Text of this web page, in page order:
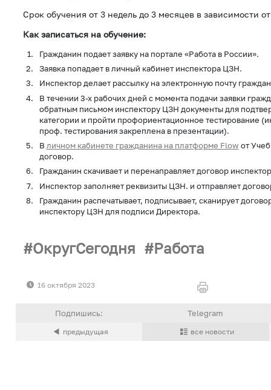
Срок обучения от 3 недель до 3 месяцев в зависимости
Как записаться на обучение:
Гражданин подает заявку на портале «Работа в России».
Заявка попадает в личный кабинет инспектора ЦЗН.
Инспектор делает рассылку на электронную почту
В течении 3-х рабочих дней с момента подачи заявки
обратным письмом инспектору ЦЗН документы для
категории и пройти профориентационное тестирование
проф. тестирования закреплена в презентации).
В личном кабинете гражданина на платформе Flow от
договор.
Гражданин скачивает и перенаправляет договор
Инспектор заполняет реквизиты ЦЗН. и отправляет
Гражданин распечатывает, подписывает, сканирует
инспектору ЦЗН для подписи Директора.
ОкругСегодня Работа
16 октября 2023